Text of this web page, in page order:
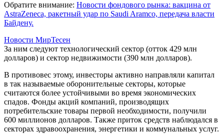
Обратите внимание: Новости фондового рынка: вакцина от
AstraZeneca, ракетный удар по Saudi Aramco, передача власти
Байдену.
Новости МирТесен
За ним следуют технологический сектор (отток 429 млн
долларов) и сектор недвижимости (390 млн долларов).
В противовес этому, инвесторы активно направляли капитал
в так называемые оборонительные секторы, которые
считаются более устойчивыми во время экономических
спадов. Фонды акций компаний, производящих
потребительские товары первой необходимости, получили
600 миллионов долларов. Также приток средств наблюдался в
секторах здравоохранения, энергетики и коммунальных услуг.